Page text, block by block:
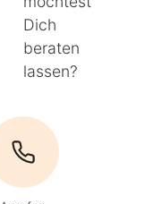
Dich
beraten
lassen?